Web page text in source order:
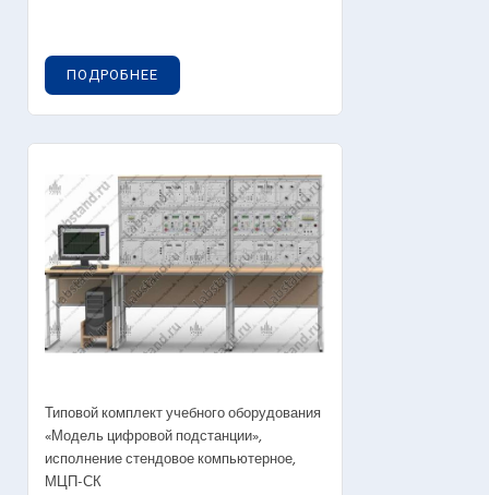
ПОДРОБНЕЕ
Типовой комплект учебного оборудования
«Модель цифровой подстанции»,
исполнение стендовое компьютерное,
МЦП-СК